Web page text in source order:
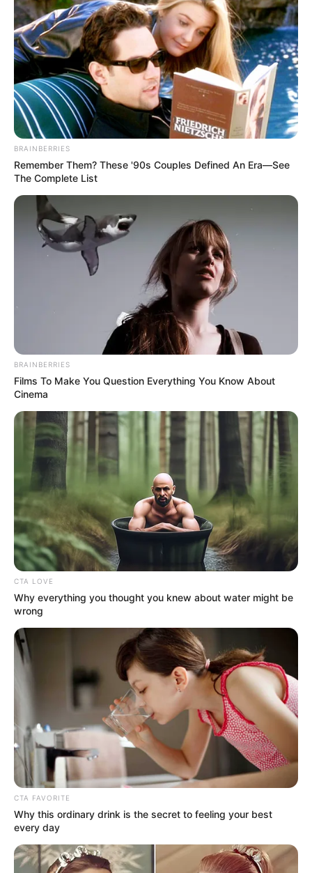
BRAINBERRIES
Remember Them? These '90s Couples Defined An Era—See
The Complete List
BRAINBERRIES
Films To Make You Question Everything You Know About
Cinema
CTA LOVE
Why everything you thought you knew about water might be
wrong
CTA FAVORITE
Why this ordinary drink is the secret to feeling your best
every day